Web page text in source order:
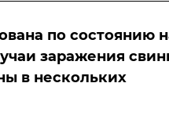
по состоянию
заражения
в нескольких